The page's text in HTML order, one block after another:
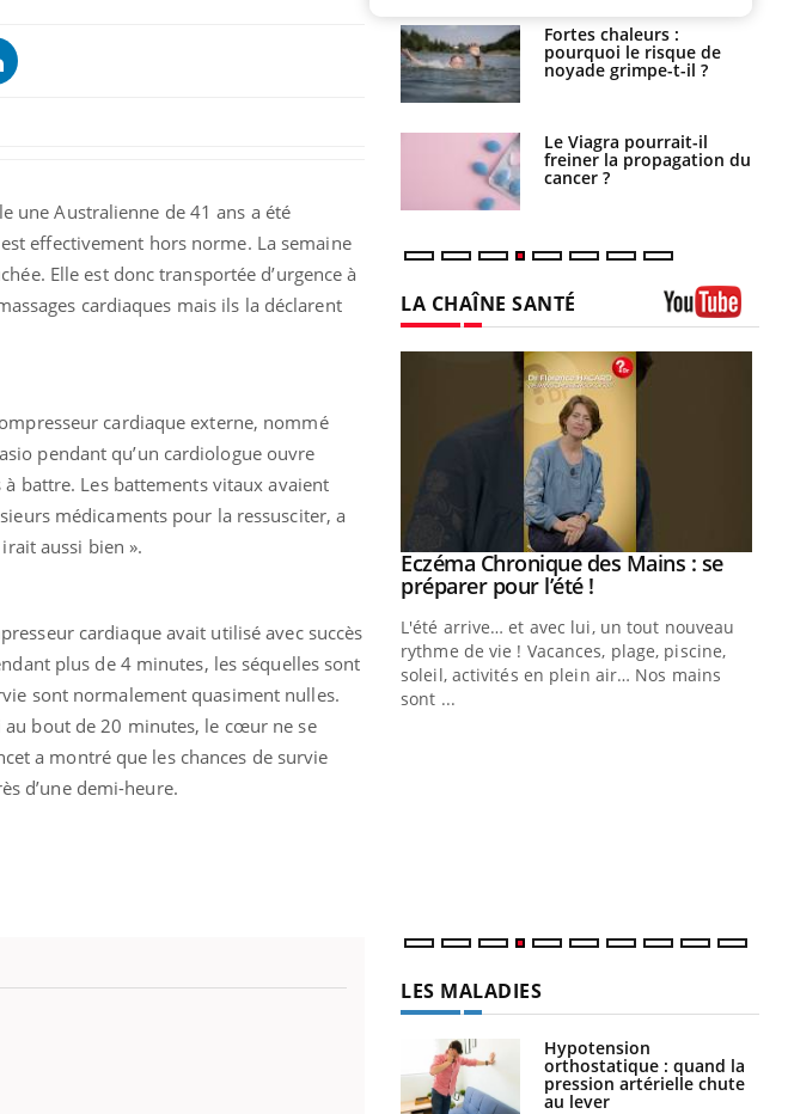
une Australienne de 41 ans a été
effectivement hors norme. La semaine
Elle est donc transportée d’urgence à
cardiaques mais ils la déclarent
cardiaque externe, nommé
pendant qu’un cardiologue ouvre
battre. Les battements vitaux avaient
médicaments pour la ressusciter, a
aussi bien ».
cardiaque avait utilisé avec succès
plus de 4 minutes, les séquelles sont
sont normalement quasiment nulles.
bout de 20 minutes, le cœur ne se
a montré que les chances de survie
d’une demi-heure.
Fortes chaleurs :
pourquoi le risque de
noyade grimpe-t-il ?
Le Viagra pourrait-il
freiner la propagation du
cancer ?
LA CHAÎNE SANTÉ
Insuline & Charge mentale : et si on
En 2026, l'insuline dans le diabète de type 2
reste entourée d'idées reçues chez les
patients comme parfois chez les soignants.
Youtube
Eczéma Chronique des Mains : se
préparer pour l’été !Youtube
L'été arrive… et avec lui, un tout nouveau
rythme de vie ! Vacances, plage, piscine,
soleil, activités en plein air… Nos mains
sont ...
LES MALADIES
Hypotension
orthostatique : quand la
pression artérielle chute
au lever